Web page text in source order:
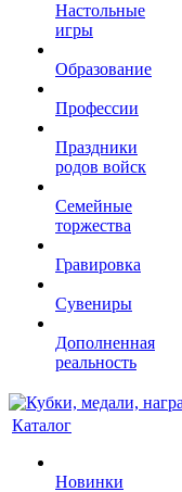
Настольные
игры
Образование
Профессии
Праздники
родов войск
Семейные
торжества
Гравировка
Сувениры
Дополненная
реальность
Каталог
Новинки